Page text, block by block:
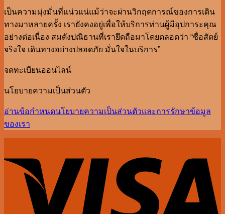
เป็นความมุ่งมั่นที่แน่วแน่แม้ว่าจะผ่านวิกฤตการณ์ของการเดิน
ทางมาหลายครั้ง เรายังคงอยู่เพื่อให้บริการท่านผู้มีอุปการะคุณ
อย่างต่อเนื่อง สมดังปณิธานที่เรายึดถือมาโดยตลอดว่า “ซื่อสัตย์
จริงใจ เดินทางอย่างปลอดภัย มั่นใจในบริการ”
จดทะเบียนออนไลน์
นโยบายความเป็นส่วนตัว
อ่านข้อกำหนดนโยบายความเป็นส่วนตัวและการรักษาข้อมูล
ของเรา